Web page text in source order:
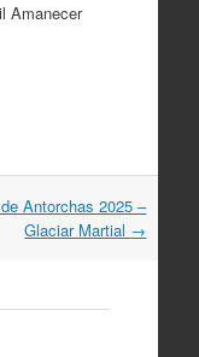
Amanecer
Antorchas 2025 –
Glaciar Martial →